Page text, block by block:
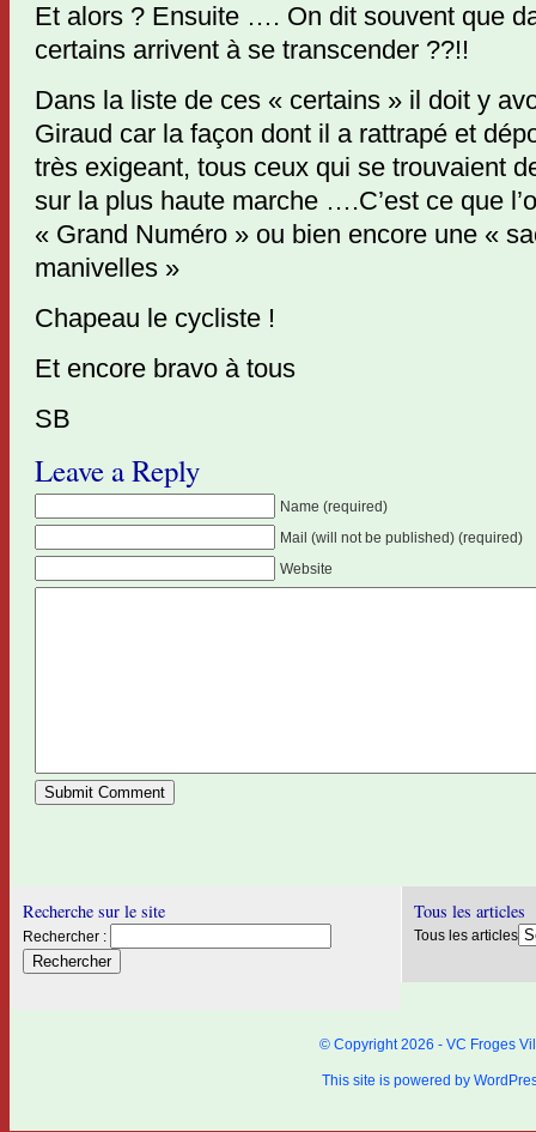
Et alors ? Ensuite …. On dit souvent que
certains arrivent à se transcender ??!!
Dans la liste de ces « certains » il doit y
Giraud car la façon dont il a rattrapé et
très exigeant, tous ceux qui se trouvaient
sur la plus haute marche ….C’est ce que
« Grand Numéro » ou bien encore une «
manivelles »
Chapeau le cycliste !
Et encore bravo à tous
SB
Leave a Reply
Name (required)
Mail (will not be published) (required)
Website
Recherche sur le site
Rechercher :
Tous les articles
Tous les articles
© Copyright 2026 - VC Froges
This site is powered by